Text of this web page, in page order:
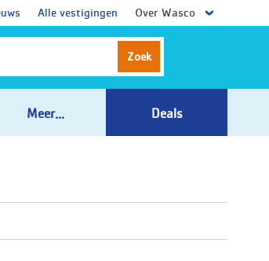
Alle vestigingen Over Wasco
Zoek
Meer... Deals